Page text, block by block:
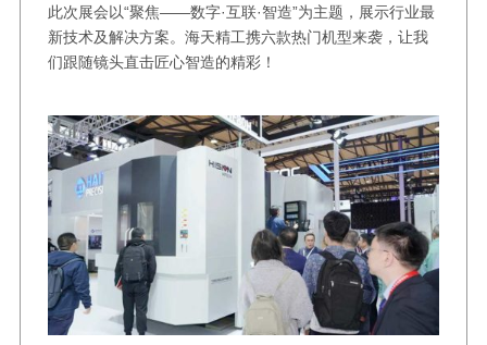
此次展会以“聚焦——数字·互联·智造”为主题，展示行业最
新技术及解决方案。海天精工携六款热门机型来袭，让我
们跟随镜头直击匠心智造的精彩！